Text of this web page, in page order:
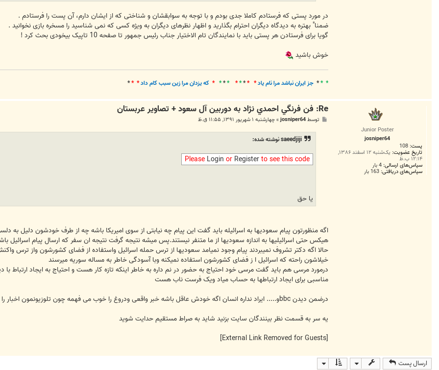
در مورد پستی که فرستادم کاملا جدی بودم و با توجه به سوابقشان و شناختی که از ایشان دارم، آن پست را فرستادم .
ضمنا" بهتره به دیدگاه دیگران احترام بگذارید و اظهار نظرهای دیگران به ویژه کسی که نمی شناسید را مسخره بازی نخوانید .
گویا برای فرستادن هر پستی باید با نمایندگان تام الاختیار جناب رئیس جمهور تا صفحه 10 تاپیک بیخودی بحث کرد !
خوش باشید
* *
* جز ايران نباشد مرا نام ياد* *
*
*
*
*
*
*
* که يزدان مرا زين سبب کام داد* *
*
Junior Poster
josniper64
پست: 108
تاریخ عضویت: یک‌شنبه ۱۲ اسفند ۱۳۸۶,
۱۲:۱۴ ب.ظ
سپاس‌های ارسالی: 4 بار
سپاس‌های دریافتی: 163 بار
Re: فن فرنگي احمدي نژاد به دوربين آل سعود + تصاوير عربستان
توسطjosniper64
»چهارشنبه ۱ شهریور ۱۳۹۱, ۱۱:۵۵ ق.ظ
saeedjiji نوشته شده:
Please Login or Registerto see this code
یا حق
اگه منظورتون پیام سعودیها به اسرائیله باید گفت این پیام چه نیابتی از سوی امیریکا باشه چه از طرف خودشون دلیل به
هیکس حتی اسرائیلیها به اندازه سعودیها از ما متنفر نیستند.پس میشه نتیجه گرفت نتیجه ان سفر که ارسال پیام اسرائیل
حالا اگه دکتر تشروف نمیبردند پیام وجود نمیامد سعودیها از ترس حمله اسرائیل واستفاده از فضای کشورشون واز ترس
خیلاشون راحته که اسرائیل ا ز فضای کشورشون استفاده نمیکنه وبا آسودگی خاطر به مساله سوریه میرسند
درمورد مرسی هم باید گفت مرسی خود احتیاج به حضور در نم داره به خاطر اینکه تازه کار هست و احتیاج به ایجاد ارتباط
مناسبی برای ایجاد ارتباطها به حساب میاد ویک فرست ناب هست
درضمن دیدن bbcو..... ایراد نداره انسان اگه خودش عاقل باشه خبر واقعی ودروغ را خوب می فهمه چون تلوزیونمون اخبار را به نفع خود میگه و به اندازه کافی راستگونیست
یه سر به قسمت نظر بینندگان سایت بزنید شاید به صراط مستقیم حدایت شوید
[External Link Removed for Guests]
ارسال پست